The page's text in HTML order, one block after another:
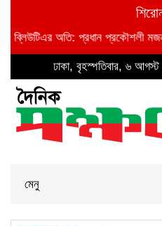
অতি: প্রধান প্রকৌশলী মজনু
ঢাকা, বৃহস্পতিবার, ৬
মেনু